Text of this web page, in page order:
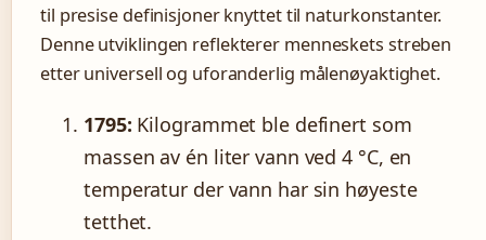
til presise definisjoner knyttet til naturkonstanter.
Denne utviklingen reflekterer menneskets streben
etter universell og uforanderlig målenøyaktighet.
1795: Kilogrammet ble definert som
massen av én liter vann ved 4 °C, en
temperatur der vann har sin høyeste
tetthet.